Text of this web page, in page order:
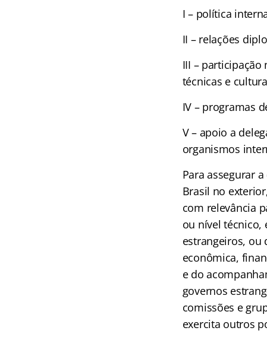
I – política
II – relações
III –
técnicas e
IV – programas
V – apoio a
organismos
Para assegurar
Brasil no
com relevância
ou nível técnico,
estrangeiros, ou
econômica,
e do
governos
comissões e
exercita outros